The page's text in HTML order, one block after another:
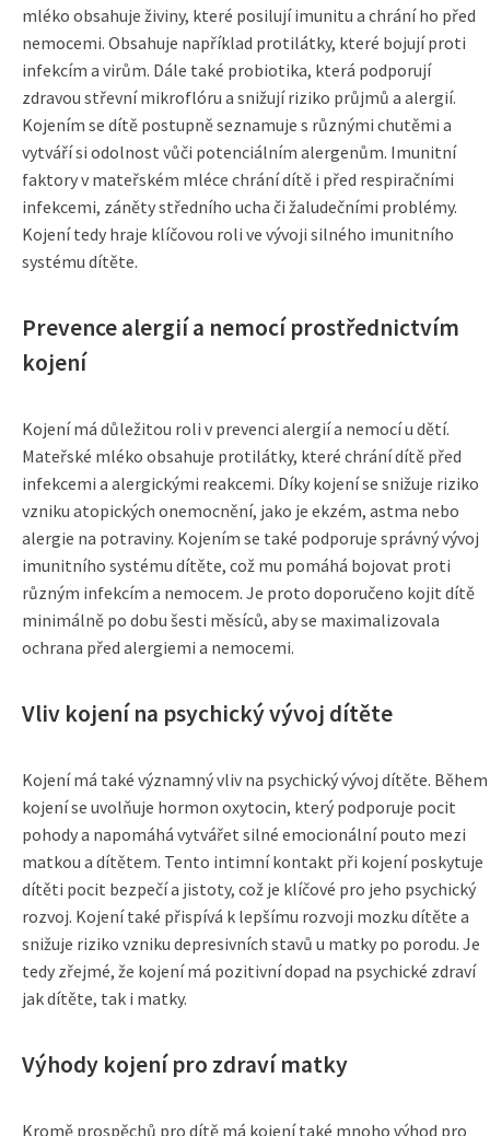
mléko obsahuje živiny, které posilují imunitu a chrání ho před
nemocemi. Obsahuje například protilátky, které bojují proti
infekcím a virům. Dále také probiotika, která podporují
zdravou střevní mikroflóru a snižují riziko průjmů a alergií.
Kojením se dítě postupně seznamuje s různými chutěmi a
vytváří si odolnost vůči potenciálním alergenům. Imunitní
faktory v mateřském mléce chrání dítě i před respiračními
infekcemi, záněty středního ucha či žaludečními problémy.
Kojení tedy hraje klíčovou roli ve vývoji silného imunitního
systému dítěte.
Prevence alergií a nemocí prostřednictvím
kojení
Kojení má důležitou roli v prevenci alergií a nemocí u dětí.
Mateřské mléko obsahuje protilátky, které chrání dítě před
infekcemi a alergickými reakcemi. Díky kojení se snižuje riziko
vzniku atopických onemocnění, jako je ekzém, astma nebo
alergie na potraviny. Kojením se také podporuje správný vývoj
imunitního systému dítěte, což mu pomáhá bojovat proti
různým infekcím a nemocem. Je proto doporučeno kojit dítě
minimálně po dobu šesti měsíců, aby se maximalizovala
ochrana před alergiemi a nemocemi.
Vliv kojení na psychický vývoj dítěte
Kojení má také významný vliv na psychický vývoj dítěte. Během
kojení se uvolňuje hormon oxytocin, který podporuje pocit
pohody a napomáhá vytvářet silné emocionální pouto mezi
matkou a dítětem. Tento intimní kontakt při kojení poskytuje
dítěti pocit bezpečí a jistoty, což je klíčové pro jeho psychický
rozvoj. Kojení také přispívá k lepšímu rozvoji mozku dítěte a
snižuje riziko vzniku depresivních stavů u matky po porodu. Je
tedy zřejmé, že kojení má pozitivní dopad na psychické zdraví
jak dítěte, tak i matky.
Výhody kojení pro zdraví matky
Kromě prospěchů pro dítě má kojení také mnoho výhod pro